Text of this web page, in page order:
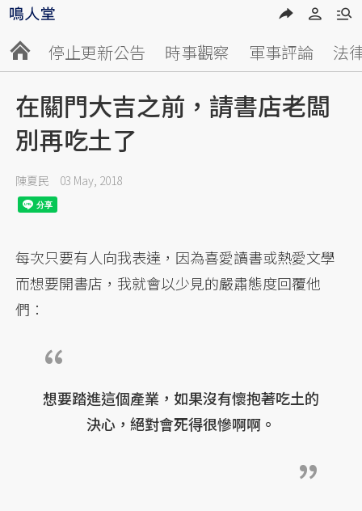
停止更新公告 時事觀察 軍事評論 法
在關門大吉之前，請書店老闆
別再吃土了
陳夏民 03 May, 2018
每次只要有人向我表達，因為喜愛讀書或熱愛文學
而想要開書店，我就會以少見的嚴肅態度回覆他
們：
想要踏進這個產業，如果沒有懷抱著吃土的
決心，絕對會死得很慘啊啊。